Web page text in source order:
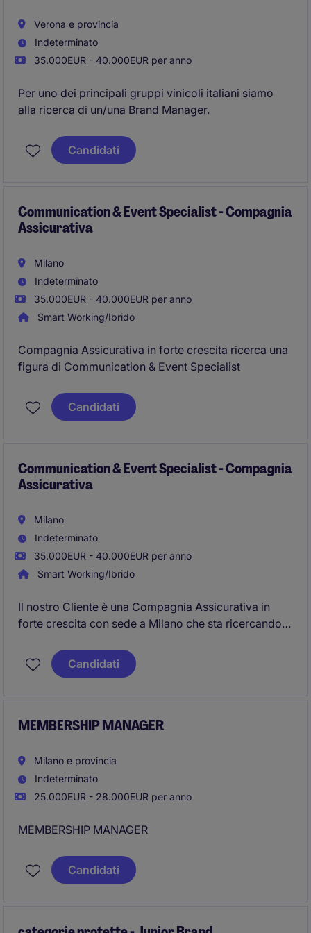
Verona e provincia
Indeterminato
35.000EUR - 40.000EUR per anno
Per uno dei principali gruppi vinicoli italiani siamo
alla ricerca di un/una Brand Manager.
Candidati
Communication & Event Specialist - Compagnia
Assicurativa
Milano
Indeterminato
35.000EUR - 40.000EUR per anno
Smart Working/Ibrido
Compagnia Assicurativa in forte crescita ricerca una
figura di Communication & Event Specialist
Candidati
Communication & Event Specialist - Compagnia
Assicurativa
Milano
Indeterminato
35.000EUR - 40.000EUR per anno
Smart Working/Ibrido
Il nostro Cliente è una Compagnia Assicurativa in
forte crescita con sede a Milano che sta ricercando
all'interno del team.
Candidati
MEMBERSHIP MANAGER
Milano e provincia
Indeterminato
25.000EUR - 28.000EUR per anno
MEMBERSHIP MANAGER
Candidati